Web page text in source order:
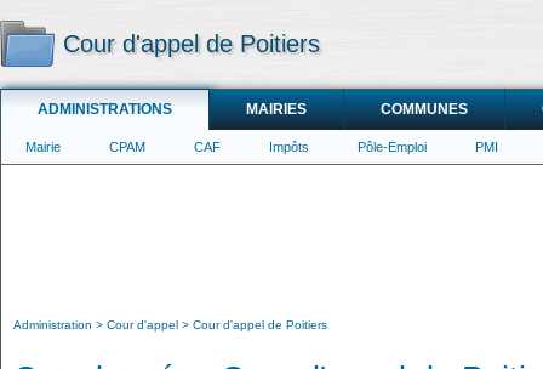
Cour d'appel de Poitiers
ADMINISTRATIONS MAIRIES COMMUNES
Mairie CPAM CAF Impôts Pôle-Emploi PMI
Administration Cour d'appel Cour d'appel de Poitiers